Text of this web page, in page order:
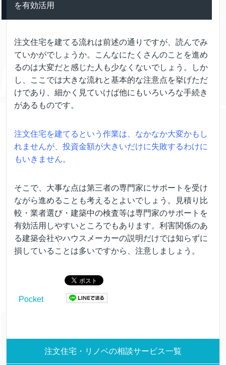
を有効活用
注文住宅を建てる流れは前述の通りですが、読んでみ
ていかがでしょうか。こんなにたくさんのことを進め
るのは大変だと感じた人も少なくないでしょう。しか
し、ここでは大きな流れと基本的な注意点を挙げただ
けであり、細かく見ていけば他にもいろいろな手続き
があるものです。
注文住宅を建てるという作業は、なかなか大変かもし
れませんが、投資金額が大きいだけに失敗するわけに
もいきません。
そこで、大事な点は第三者の専門家にサポートを受け
ながら進めることも考えるとよいでしょう。見積り比
較・業者選び・建築中の検査等は専門家のサポートを
有効活用しやすいところでもあります。利害関係のあ
る建築会社やハウスメーカーの説明だけでは知らずに
損していることは多いですから、注意しましょう。
Pocket
注文住宅・リノベの相談サービス一覧